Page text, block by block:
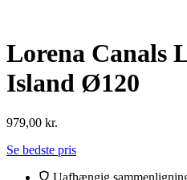
Lorena Canals
Island Ø120
979,00 kr.
Se bedste pris
Uafhængig